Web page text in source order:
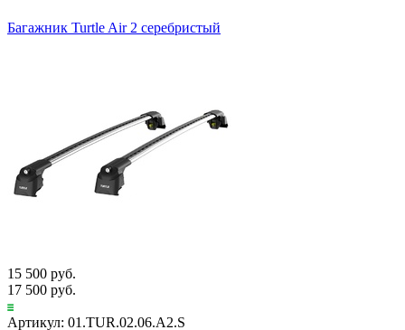
Багажник Turtle Air 2 серебристый
15 500 руб.
17 500 руб.
Артикул: 01.TUR.02.06.A2.S